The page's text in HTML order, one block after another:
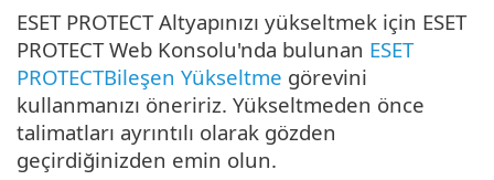
ESET PROTECT Altyapınızı yükseltmek için ESET
PROTECT Web Konsolu'nda bulunan ESET
PROTECTBileşen Yükseltme görevini
kullanmanızı öneririz. Yükseltmeden önce
talimatları ayrıntılı olarak gözden
geçirdiğinizden emin olun.